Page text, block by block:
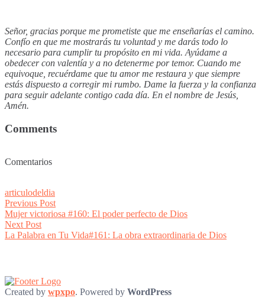
Señor, gracias porque me prometiste que me enseñarías el camino.
Confío en que me mostrarás tu voluntad y me darás todo lo
necesario para cumplir tu propósito en mi vida. Ayúdame a
obedecer con valentía y a no detenerme por temor. Cuando me
equivoque, recuérdame que tu amor me restaura y que siempre
estás dispuesto a corregir mi rumbo. Dame la fuerza y la confianza
para seguir adelante contigo cada día. En el nombre de Jesús,
Amén.
Comments
Comentarios
articulodeldia
Post
navigation
Previous PostPrevious
post:
Mujer victoriosa #160: El poder perfecto de Dios
Next PostNext
post:
La Palabra en Tu Vida#161: La obra extraordinaria de Dios
Created by wpxpo. Powered by WordPress